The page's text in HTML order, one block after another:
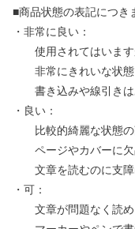
■商品状態の表記につき
・非常に良い：
使用されてはいます
非常にきれいな状態
書き込みや線引きは
・良い：
比較的綺麗な状態の
ページやカバーに欠
文章を読むのに支障
・可：
文章が問題なく読め